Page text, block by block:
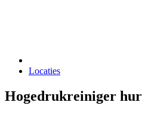
Locaties
Hogedrukreiniger